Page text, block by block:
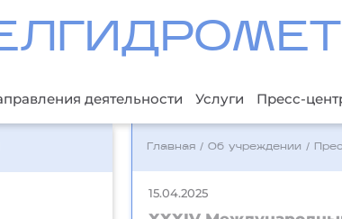
деятельности Услуги Пресс-
Главная /Об учреждении /
15.04.2025